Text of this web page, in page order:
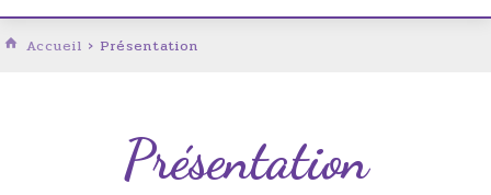
Accueil › Présentation
Présentation